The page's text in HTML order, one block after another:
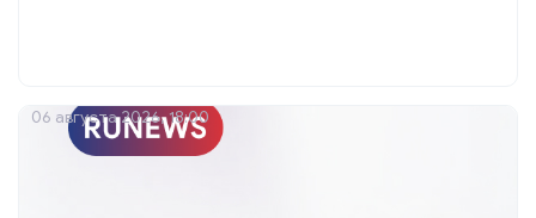
06 августа 2026, 18:00